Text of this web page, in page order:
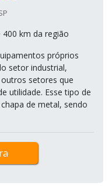
400 km da região
próprios
setor industrial,
setores que
utilidade. Esse tipo de
de metal, sendo